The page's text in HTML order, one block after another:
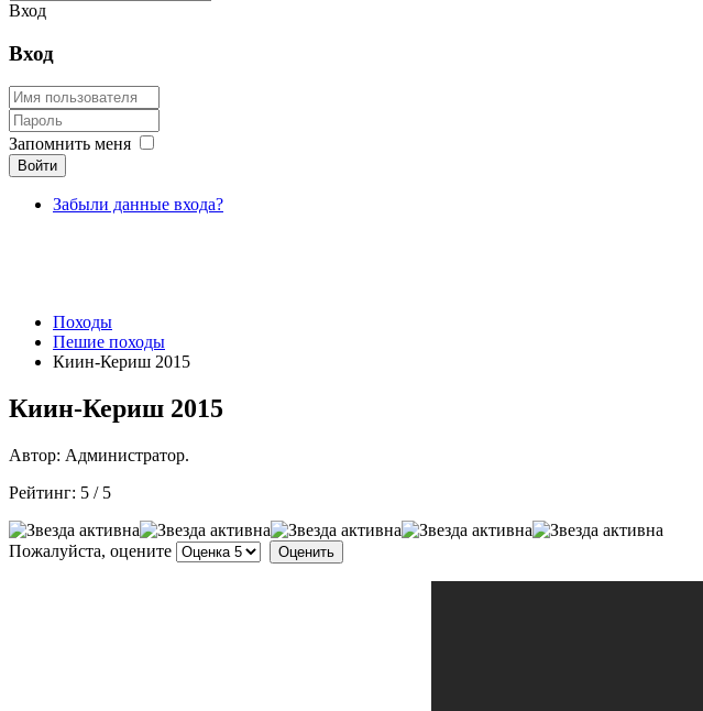
Вход
Вход
Запомнить меня
Войти
Забыли данные входа?
Походы
Пешие походы
Киин-Кериш 2015
Киин-Кериш 2015
Автор: Администратор.
Рейтинг: 5 / 5
Пожалуйста, оцените